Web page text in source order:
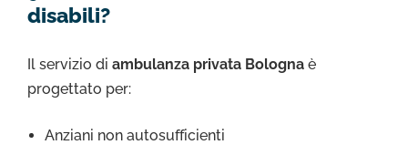
disabili?
Il servizio di ambulanza privata Bologna è
progettato per:
Anziani non autosufficienti